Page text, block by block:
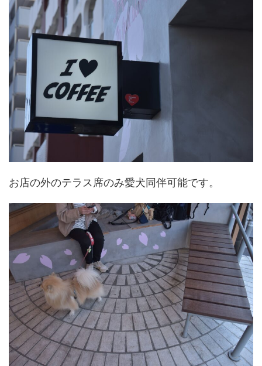
お店の外のテラス席のみ愛犬同伴可能です。